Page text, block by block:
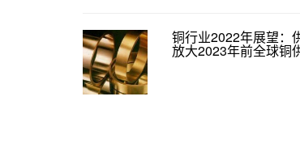
铜行业2022年展望：
放大2023年前全球铜